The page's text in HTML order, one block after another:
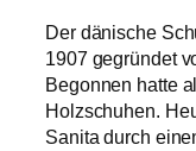
Der dänische
1907 gegründet
Begonnen hatte
Holzschuhen.
Sanita durch